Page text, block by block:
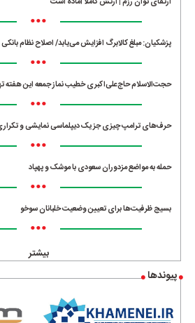
•••
پزشکیان: مبلغ کالابرگ افزایش می‌یابد/ اصلاح نظام بانکی
•••
حجت‌الاسلام حاج‌علی‌اکبری خطیب نماز جمعه این هفته
•••
حرف‌های ترامپ چیزی جز یک دیپلماسی نمایشی و
•••
حمله به مواضع مزدوران سعودی با موشک و پهپاد
•••
بسیج ظرفیت‌ها برای تعیین وضعیت خلبانان سوخو
•••
بیشتر
پیوندها